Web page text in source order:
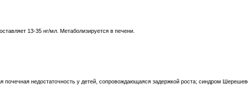
13-35 нг/мл. Метаболизируется в печени.
недостаточность у детей, сопровождающаяся задержкой роста; синдром